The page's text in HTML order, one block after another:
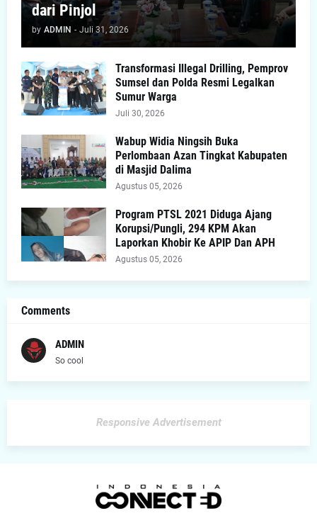
dari Pinjol
by ADMIN - Juli 31, 2026
Transformasi Illegal Drilling, Pemprov
Sumsel dan Polda Resmi Legalkan
Sumur Warga
Juli 30, 2026
Wabup Widia Ningsih Buka
Perlombaan Azan Tingkat Kabupaten
di Masjid Dalima
Agustus 05, 2026
Program PTSL 2021 Diduga Ajang
Korupsi/Pungli, 294 KPM Akan
Laporkan Khobir Ke APIP Dan APH
Agustus 05, 2026
Comments
ADMIN
So cool
Responsive Advertisement